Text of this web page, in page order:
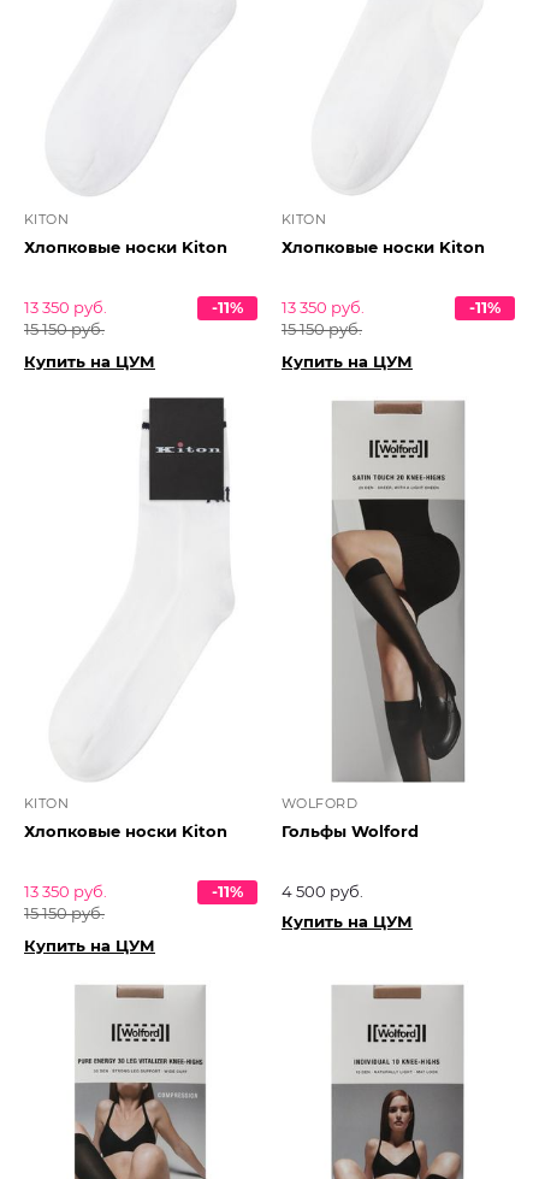
KITON
Хлопковые носки Kiton
13 350 руб.
15 150 руб.
-11%
Купить на ЦУМ
KITON
Хлопковые носки Kiton
13 350 руб.
15 150 руб.
-11%
Купить на ЦУМ
KITON
Хлопковые носки Kiton
13 350 руб.
15 150 руб.
-11%
Купить на ЦУМ
WOLFORD
Гольфы Wolford
4 500 руб.
Купить на ЦУМ